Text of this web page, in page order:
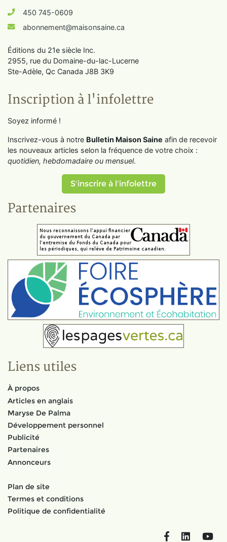
450 745-0609
abonnement@maisonsaine.ca
Éditions du 21e siècle Inc.
2955, rue du Domaine-du-lac-Lucerne
Ste-Adèle, Qc Canada J8B 3K9
Inscription à l'infolettre
Soyez informé !
Inscrivez-vous à notre Bulletin Maison Saine afin de recevoir
les nouveaux articles selon la fréquence de votre choix :
quotidien, hebdomadaire ou mensuel.
S'inscrire à l'infolettre
Partenaires
Liens utiles
À propos
Articles en anglais
Maryse De Palma
Développement personnel
Publicité
Partenaires
Annonceurs
Plan de site
Termes et conditions
Politique de confidentialité
FacebookLinkedIn